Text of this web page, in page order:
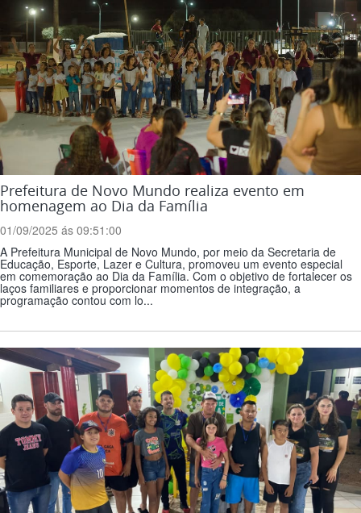
Prefeitura de Novo Mundo realiza evento em
homenagem ao Dia da Família
01/09/2025 ás 09:51:00
A Prefeitura Municipal de Novo Mundo, por meio da Secretaria de
Educação, Esporte, Lazer e Cultura, promoveu um evento especial
em comemoração ao Dia da Família. Com o objetivo de fortalecer os
laços familiares e proporcionar momentos de integração, a
programação contou com lo...